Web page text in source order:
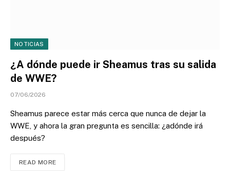
NOTICIAS
¿A dónde puede ir Sheamus tras su salida
de WWE?
07/06/2026
Sheamus parece estar más cerca que nunca de dejar la
WWE, y ahora la gran pregunta es sencilla: ¿adónde irá
después?
READ MORE